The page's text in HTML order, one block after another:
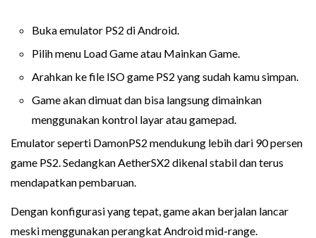
Buka emulator PS2 di Android.
Pilih menu Load Game atau Mainkan Game.
Arahkan ke file ISO game PS2 yang sudah kamu simpan.
Game akan dimuat dan bisa langsung dimainkan
menggunakan kontrol layar atau gamepad.
Emulator seperti DamonPS2 mendukung lebih dari 90 persen
game PS2. Sedangkan AetherSX2 dikenal stabil dan terus
mendapatkan pembaruan.
Dengan konfigurasi yang tepat, game akan berjalan lancar
meski menggunakan perangkat Android mid-range.